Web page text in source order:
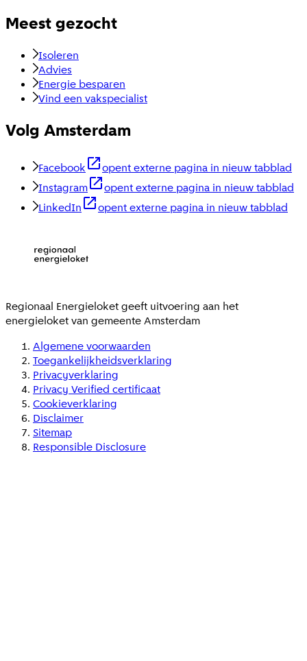
Meest gezocht
Isoleren
Advies
Energie besparen
Vind een vakspecialist
Volg Amsterdam
Facebook
opent externe pagina in nieuw tabblad
Instagram
opent externe pagina in nieuw tabblad
LinkedIn
opent externe pagina in nieuw tabblad
Regionaal Energieloketgeeft uitvoering aan het
energieloket van gemeenteAmsterdam
Algemene voorwaarden
Toegankelijkheidsverklaring
Privacyverklaring
Privacy Verified certificaat
Cookieverklaring
Disclaimer
Sitemap
Responsible Disclosure